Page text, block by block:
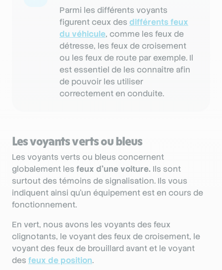
Parmi les différents voyants
figurent ceux des différents feux
du véhicule, comme les feux de
détresse, les feux de croisement
ou les feux de route par exemple. Il
est essentiel de les connaître afin
de pouvoir les utiliser
correctement en conduite.
Les voyants verts ou bleus
Les voyants verts ou bleus concernent
globalement les feux d’une voiture. Ils sont
surtout des témoins de signalisation. Ils vous
indiquent ainsi qu’un équipement est en cours de
fonctionnement.
En vert, nous avons les voyants des feux
clignotants, le voyant des feux de croisement, le
voyant des feux de brouillard avant et le voyant
des feux de position.